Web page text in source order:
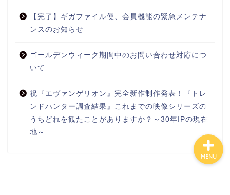
【完了】ギガファイル便、会員機能の緊急メンテナ
ンスのお知らせ
ゴールデンウィーク期間中のお問い合わせ対応につ
いて
祝『エヴァンゲリオン』完全新作制作発表！『トレ
ンドハンター調査結果』これまでの映像シリーズの
うちどれを観たことがありますか？～30年IPの現在
地～
MENU
掲載実績
動画講座